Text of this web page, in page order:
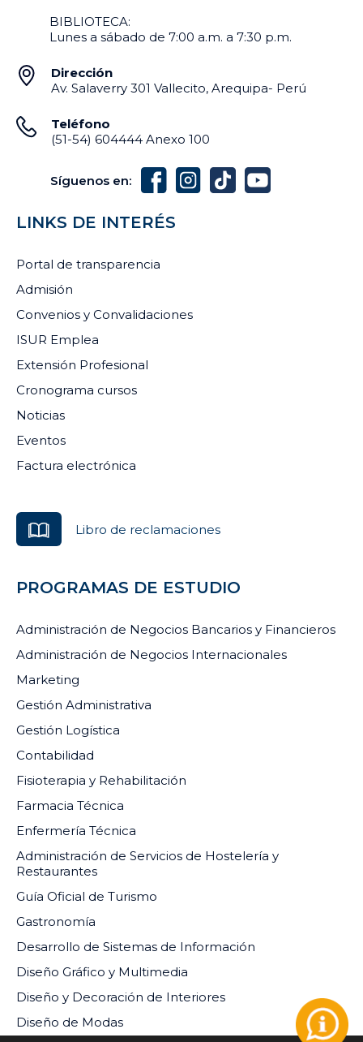
BIBLIOTECA:
Lunes a sábado de 7:00 a.m. a 7:30 p.m.
Dirección
Av. Salaverry 301 Vallecito, Arequipa- Perú
Teléfono
(51-54) 604444 Anexo 100
Síguenos en:
LINKS DE INTERÉS
Portal de transparencia
Admisión
Convenios y Convalidaciones
ISUR Emplea
Extensión Profesional
Cronograma cursos
Noticias
Eventos
Factura electrónica
Libro de reclamaciones
PROGRAMAS DE ESTUDIO
Administración de Negocios Bancarios y Financieros
Administración de Negocios Internacionales
Marketing
Gestión Administrativa
Gestión Logística
Contabilidad
Fisioterapia y Rehabilitación
Farmacia Técnica
Enfermería Técnica
Administración de Servicios de Hostelería y
Restaurantes
Guía Oficial de Turismo
Gastronomía
Desarrollo de Sistemas de Información
Diseño Gráfico y Multimedia
Diseño y Decoración de Interiores
Diseño de Modas